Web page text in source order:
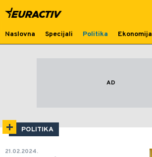
Politika
Naslovna Specijali Politika Ekonomija
POLITIKA
21.02.2024.